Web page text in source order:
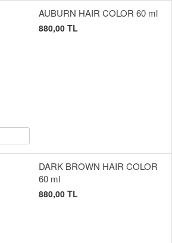
AUBURN HAIR COLOR 60 ml
880,00 TL
DARK BROWN HAIR COLOR
60 ml
880,00 TL